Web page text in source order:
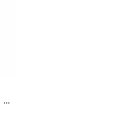
TARTE AU CITRON – CITRININIS PYRAGAITIS